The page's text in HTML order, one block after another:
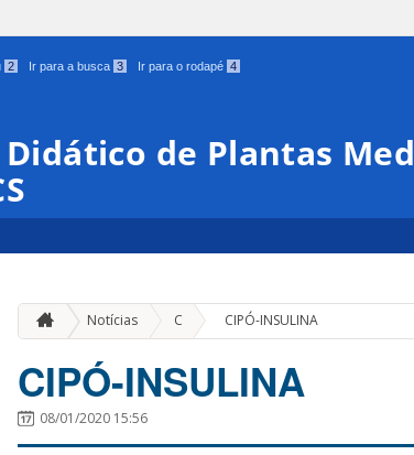
2 Ir para a busca 3 Ir para o rodapé 4
de Plantas
Notícias C » CIPÓ-INSULINA
CIPÓ-INSULINA
08/01/2020 15:56